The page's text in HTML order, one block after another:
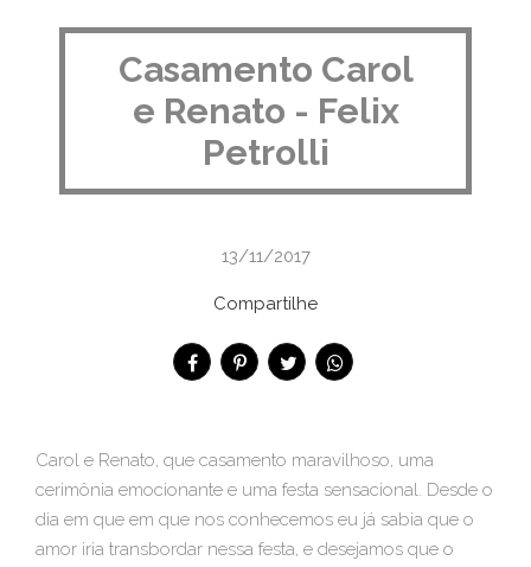
Casamento Carol
e Renato - Felix
Petrolli
13/11/2017
Compartilhe
Carol e Renato, que casamento maravilhoso, uma
cerimônia emocionante e uma festa sensacional. Desde o
dia em que em que nos conhecemos eu já sabia que o
amor iria transbordar nessa festa, e desejamos que o